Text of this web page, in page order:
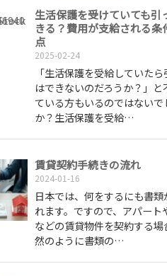
生活保護を受けていても引
きる？費用が支給される条
点
2025-02-24
「生活保護を受給していた
はできないのだろうか？」と
ている方もいるのではないで
か？生活保護を受給…
賃貸契約手続きの流れ
2024-01-16
日本では、何をするにも書類
れます。ですので、アパート
などの賃貸物件を契約する場
然のように書類の…